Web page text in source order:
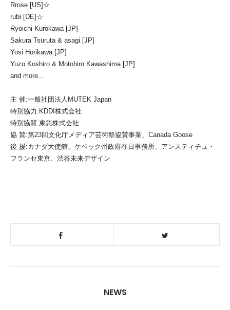
Rrose [US]☆
rubi [DE]☆
Ryoichi Kurokawa [JP]
Sakura Tsuruta & asagi [JP]
Yosi Horikawa [JP]
Yuzo Koshiro & Motohiro Kawashima [JP]
and more...
主 催:一般社団法人MUTEK Japan
特別協力:KDDI株式会社
特別協賛:東急株式会社
協 賛:第23回文化庁メディア芸術祭協賛事業、Canada Goose
後 援:カナダ大使館、ケベック州政府在日事務所、アンスティチュ・
フランセ東京、渋谷未来デザイン
NEWS